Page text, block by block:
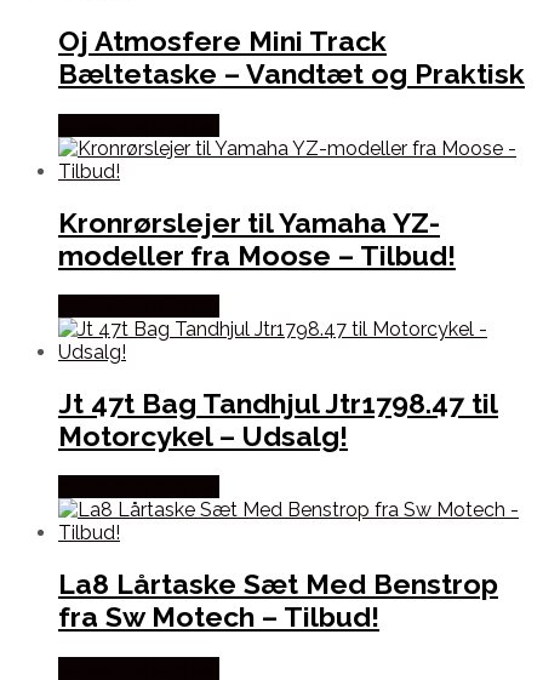
Oj Atmosfere Mini Track
Bæltetaske – Vandtæt og Praktisk
Kronrørslejer til Yamaha YZ-
modeller fra Moose – Tilbud!
Jt 47t Bag Tandhjul Jtr1798.47 til
Motorcykel – Udsalg!
La8 Lårtaske Sæt Med Benstrop
fra Sw Motech – Tilbud!